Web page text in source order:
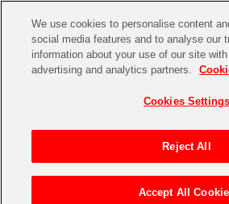
CHANNEL STORE
アイドルマスターシリーズ
アイドルマスター
イベントグッズ
トイ・ホビー
> CD
We use cookies to personalise content
social media features and to analyse our
information about your use of our site
advertising and analytics partners.
Cookies Settings
Reject All
Accept All